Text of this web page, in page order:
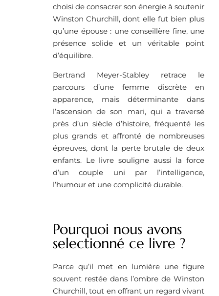
choisi de consacrer son énergie à soutenir
Winston Churchill, dont elle fut bien plus
qu’une épouse : une conseillère fine, une
présence solide et un véritable point
d’équilibre.
Bertrand Meyer-Stabley retrace le
parcours d’une femme discrète en
apparence, mais déterminante dans
l’ascension de son mari, qui a traversé
près d’un siècle d’histoire, fréquenté les
plus grands et affronté de nombreuses
épreuves, dont la perte brutale de deux
enfants. Le livre souligne aussi la force
d’un couple uni par l’intelligence,
l’humour et une complicité durable.
Pourquoi nous avons
selectionné ce livre ? ​
Parce qu’il met en lumière une figure
souvent restée dans l’ombre de Winston
Churchill, tout en offrant un regard vivant